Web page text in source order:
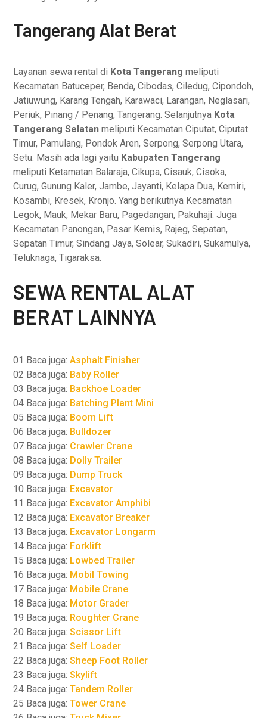
Tangerang Alat Berat
Layanan sewa rental di Kota Tangerang meliputi
Kecamatan Batuceper, Benda, Cibodas, Ciledug, Cipondoh,
Jatiuwung, Karang Tengah, Karawaci, Larangan, Neglasari,
Periuk, Pinang / Penang, Tangerang. Selanjutnya Kota
Tangerang Selatan meliputi Kecamatan Ciputat, Ciputat
Timur, Pamulang, Pondok Aren, Serpong, Serpong Utara,
Setu. Masih ada lagi yaitu Kabupaten Tangerang
meliputi Ketamatan Balaraja, Cikupa, Cisauk, Cisoka,
Curug, Gunung Kaler, Jambe, Jayanti, Kelapa Dua, Kemiri,
Kosambi, Kresek, Kronjo. Yang berikutnya Kecamatan
Legok, Mauk, Mekar Baru, Pagedangan, Pakuhaji. Juga
Kecamatan Panongan, Pasar Kemis, Rajeg, Sepatan,
Sepatan Timur, Sindang Jaya, Solear, Sukadiri, Sukamulya,
Teluknaga, Tigaraksa.
SEWA RENTAL ALAT
BERAT LAINNYA
01 Baca juga:Asphalt Finisher
02 Baca juga: Baby Roller
03 Baca juga: Backhoe Loader
04 Baca juga: Batching Plant Mini
05 Baca juga: Boom Lift
06 Baca juga: Bulldozer
07 Baca juga: Crawler Crane
08 Baca juga: Dolly Trailer
09 Baca juga: Dump Truck
10 Baca juga: Excavator
11 Baca juga: Excavator Amphibi
12 Baca juga: Excavator Breaker
13 Baca juga: Excavator Longarm
14 Baca juga: Forklift
15 Baca juga: Lowbed Trailer
16 Baca juga: Mobil Towing
17 Baca juga: Mobile Crane
18 Baca juga: Motor Grader
19 Baca juga: Roughter Crane
20 Baca juga:Scissor Lift
21 Baca juga:Self Loader
22 Baca juga:Sheep Foot Roller
23 Baca juga:Skylift
24 Baca juga:Tandem Roller
25 Baca juga:Tower Crane